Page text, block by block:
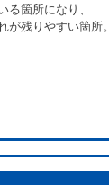
る箇所になり、
が残りやすい箇所。